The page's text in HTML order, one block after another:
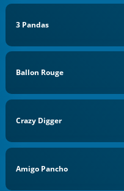
3 Pandas
Ballon Rouge
Crazy Digger
Amigo Pancho